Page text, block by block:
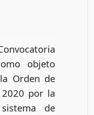
objeto
Orden de
por la
de